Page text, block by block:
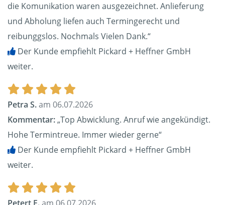
die Komunikation waren ausgezeichnet. Anlieferung
und Abholung liefen auch Termingerecht und
reibunggslos. Nochmals Vielen Dank.“
Der Kunde empfiehlt Pickard + Heffner GmbH
weiter.
Petra S.am 06.07.2026
Kommentar:„Top Abwicklung. Anruf wie angekündigt.
Hohe Termintreue. Immer wieder gerne“
Der Kunde empfiehlt Pickard + Heffner GmbH
weiter.